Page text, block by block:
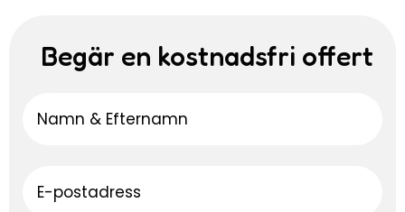
Begär en kostnadsfri offert